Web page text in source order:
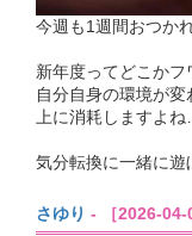
今週も1週間おつか
新年度ってどこか
自分自身の環境が
上に消耗しますよね…
気分転換に一緒に
さゆり - ［2026-04-